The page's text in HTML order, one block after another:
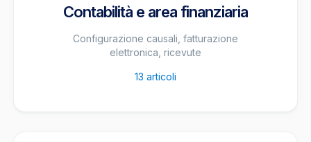
Contabilità e area finanziaria
Configurazione causali, fatturazione
elettronica, ricevute
13 articoli